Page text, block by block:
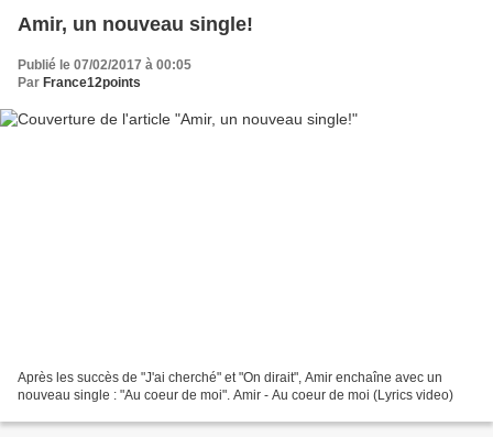
Amir, un nouveau single!
Publié le 07/02/2017 à 00:05
Par France12points
Après les succès de "J'ai cherché" et "On dirait", Amir enchaîne avec un
nouveau single : "Au coeur de moi". Amir - Au coeur de moi (Lyrics video)